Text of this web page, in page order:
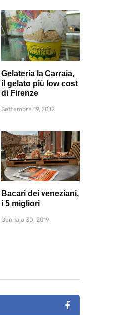
Gelateria la Carraia,
il gelato più low cost
di Firenze
Settembre 19, 2012
Bacari dei veneziani,
i 5 migliori
Gennaio 30, 2019